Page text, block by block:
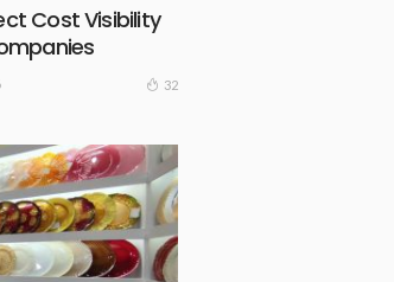
Cost Visibility
32